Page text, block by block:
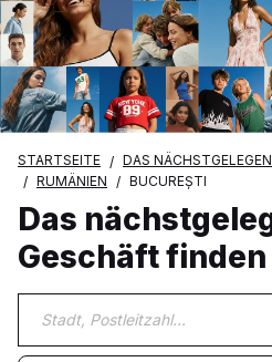
STARTSEITE
DAS
RUMÄNIEN
BUCUREȘTI
Das
Geschäft finden